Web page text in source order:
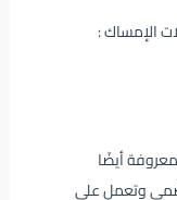
الإمساك :
أيضًا
وتعمل على